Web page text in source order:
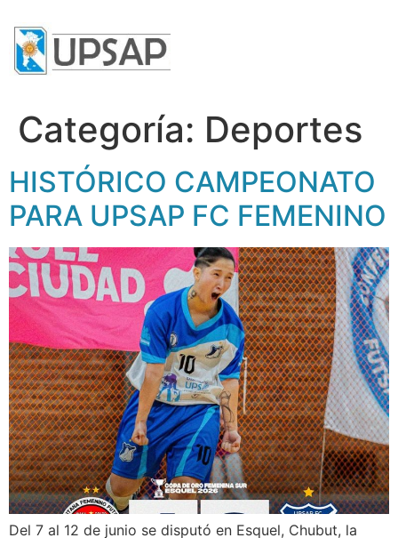
Categoría: Deportes
HISTÓRICO CAMPEONATO
PARA UPSAP FC FEMENINO
Del 7 al 12 de junio se disputó en Esquel, Chubut, la